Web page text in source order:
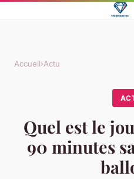
Accueil›Actu
Quel est le
90 minutes